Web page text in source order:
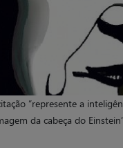
“represente a
da cabeça do